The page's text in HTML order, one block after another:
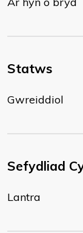
Statws
Gwreiddiol
Sefydliad
Lantra